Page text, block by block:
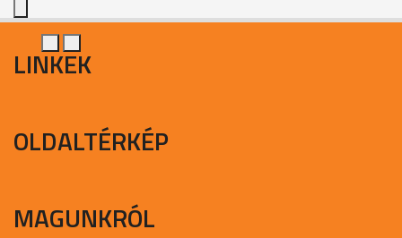
LINKEK
OLDALTÉRKÉP
MAGUNKRÓL